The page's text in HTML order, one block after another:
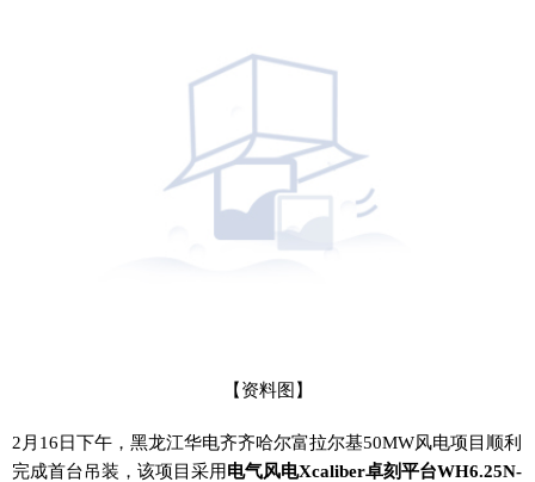
【资料图】
2月16日下午，黑龙江华电齐齐哈尔富拉尔基50MW风电项目顺利
完成首台吊装，该项目采用电气风电Xcaliber卓刻平台WH6.25N-